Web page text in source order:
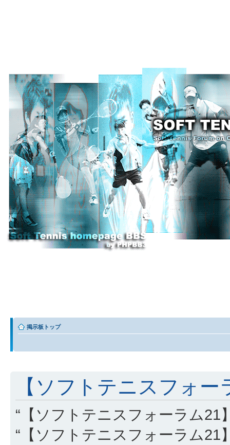
掲示板トップ
【ソフトテニスフォ
“【ソフトテニスフォーラム21
“【ソフトテニスフォーラム21